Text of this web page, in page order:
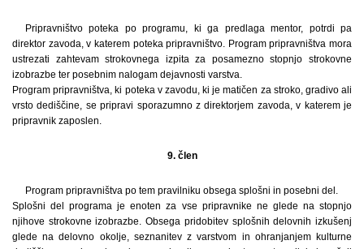
Pripravništvo poteka po programu, ki ga predlaga mentor, potrdi pa
direktor zavoda, v katerem poteka pripravništvo. Program pripravništva mora
ustrezati zahtevam strokovnega izpita za posamezno stopnjo strokovne
izobrazbe ter posebnim nalogam dejavnosti varstva.
Program pripravništva, ki poteka v zavodu, ki je matičen za stroko, gradivo ali
vrsto dediščine, se pripravi sporazumno z direktorjem zavoda, v katerem je
pripravnik zaposlen.
9. člen
Program pripravništva po tem pravilniku obsega splošni in posebni del.
Splošni del programa je enoten za vse pripravnike ne glede na stopnjo
njihove strokovne izobrazbe. Obsega pridobitev splošnih delovnih izkušenj
glede na delovno okolje, seznanitev z varstvom in ohranjanjem kulturne